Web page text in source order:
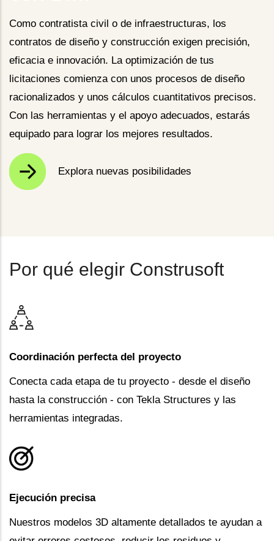
Como contratista civil o de infraestructuras, los
contratos de diseño y construcción exigen precisión,
eficacia e innovación. La optimización de tus
licitaciones comienza con unos procesos de diseño
racionalizados y unos cálculos cuantitativos precisos.
Con las herramientas y el apoyo adecuados, estarás
equipado para lograr los mejores resultados.
Explora nuevas posibilidades
Por qué elegir Construsoft
Coordinación perfecta del proyecto
Conecta cada etapa de tu proyecto - desde el diseño
hasta la construcción - con Tekla Structures y las
herramientas integradas.
Ejecución precisa
Nuestros modelos 3D altamente detallados te ayudan a